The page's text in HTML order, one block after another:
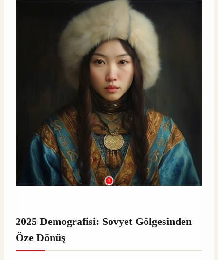
2025 Demografisi: Sovyet Gölgesinden
Öze Dönüş